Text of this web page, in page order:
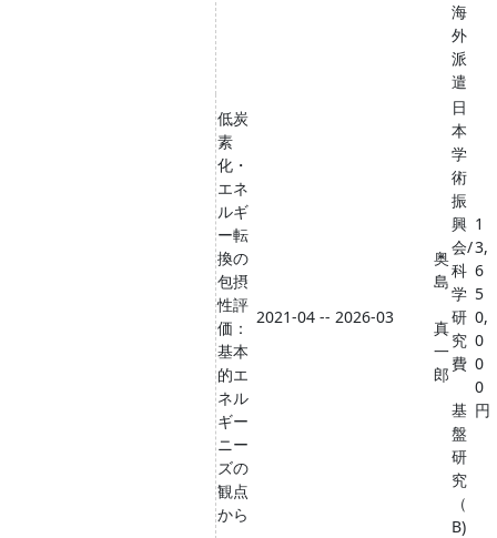
海
外
派
遣
低炭
素
化・
エネ
ルギ
ー転
換の
包摂
性評
価：
基本
的エ
ネル
ギー
ニー
ズの
観点
から
2021-04 -- 2026-03
奥
島
真
一
郎
日
本
学
術
振
興
会/
科
学
研
究
費
基
盤
研
究
（
B)
1
3,
6
5
0,
0
0
0
円